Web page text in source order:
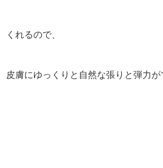
くれるので、
皮膚にゆっくりと自然な張りと弾力が